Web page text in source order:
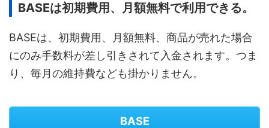
BASEは初期費用、月額無料で利用できる。
BASEは、初期費用、月額無料、商品が売れた場合
にのみ手数料が差し引きされて入金されます。つま
り、毎月の維持費なども掛かりません。
BASE